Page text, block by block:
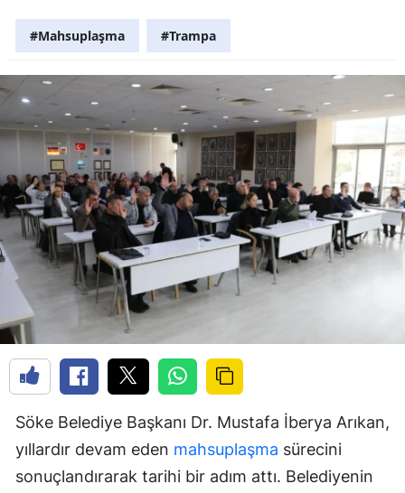
#Mahsuplaşma #Trampa
Söke Belediye Başkanı Dr. Mustafa İberya Arıkan,
yıllardır devam eden mahsuplaşma sürecini
sonuçlandırarak tarihi bir adım attı. Belediyenin